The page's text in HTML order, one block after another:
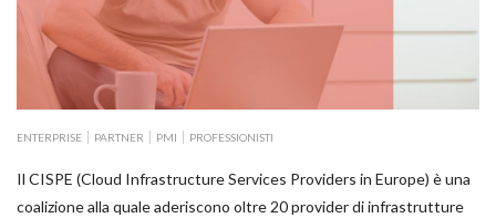
ENTERPRISE PARTNER PMI PROFESSIONISTI
Il CISPE (Cloud Infrastructure Services Providers in Europe) è una
coalizione alla quale aderiscono oltre 20 provider di infrastrutture